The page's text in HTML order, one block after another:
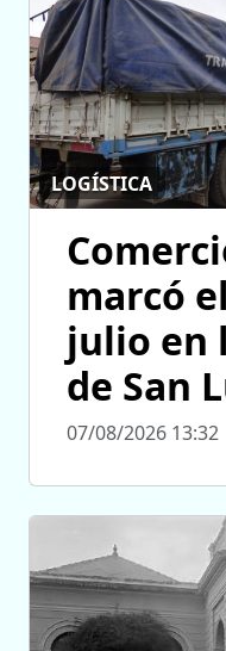
LOGÍSTICA
marcó
julio en
de San
07/08/2026 13:32